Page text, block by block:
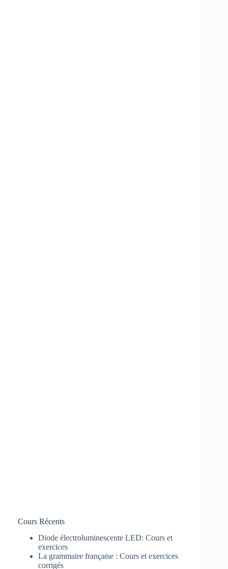
Cours Récents
Diode électroluminescente LED: Cours et
exercices
La grammaire française : Cours et exercices
corrigés